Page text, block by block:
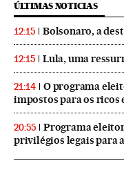
ÚLTIMAS NOTICIAS
12:15 Bolsonaro, a
12:15 Lula, uma
21:14
O programa
impostos para os ricos
20:55
Programa
privilégios legais para